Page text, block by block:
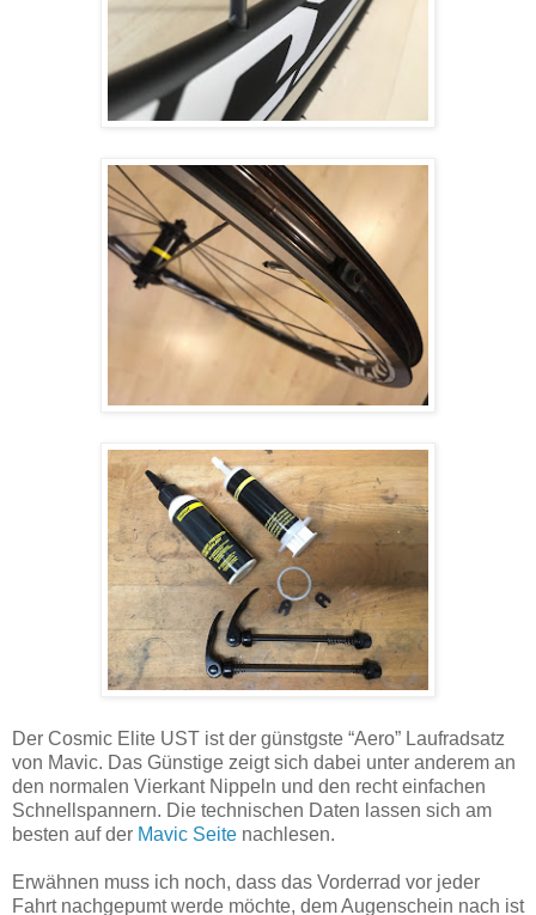
Der Cosmic Elite UST ist der günstgste “Aero” Laufradsatz
von Mavic. Das Günstige zeigt sich dabei unter anderem an
den normalen Vierkant Nippeln und den recht einfachen
Schnellspannern. Die technischen Daten lassen sich am
besten auf der Mavic Seite nachlesen.
Erwähnen muss ich noch, dass das Vorderrad vor jeder
Fahrt nachgepumt werde möchte, dem Augenschein nach ist